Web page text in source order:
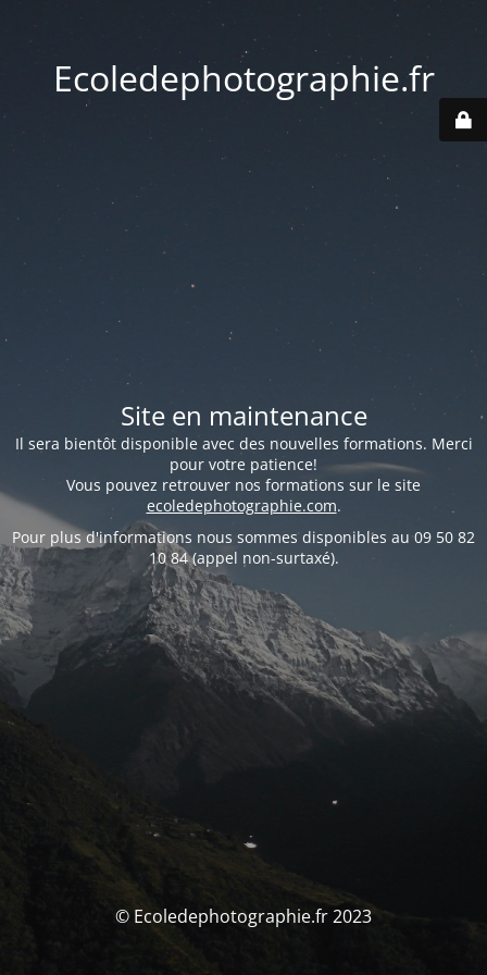
Ecoledephotographie.fr
Site en maintenance
Il sera bientôt disponible avec des nouvelles formations. Merci
pour votre patience!
Vous pouvez retrouver nos formations sur le site
ecoledephotographie.com.
Pour plus d'informations nous sommes disponibles au 09 50 82
10 84 (appel non-surtaxé).
© Ecoledephotographie.fr 2023